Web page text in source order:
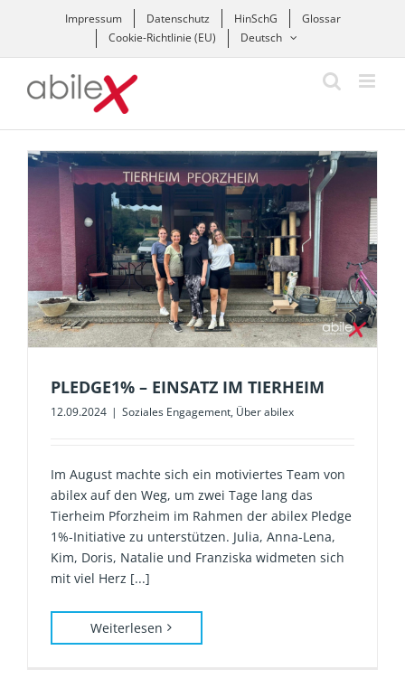
Impressum Datenschutz HinSchG
Glossar
Cookie-Richtlinie (EU)
Deutsch
PLEDGE1% – EINSATZ IM TIERHEIM
12.09.2024 | Soziales Engagement, Über abilex
Im August machte sich ein motiviertes Team von
abilex auf den Weg, um zwei Tage lang das
Tierheim Pforzheim im Rahmen der abilex Pledge
1%-Initiative zu unterstützen. Julia, Anna-Lena,
Kim, Doris, Natalie und Franziska widmeten sich
mit viel Herz [...]
Weiterlesen